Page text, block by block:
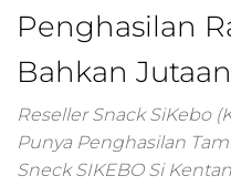
Penghasilan
Bahkan Jutaan
Reseller Snack SiKebo
Punya Penghasilan
Sneck SIKEBO Si